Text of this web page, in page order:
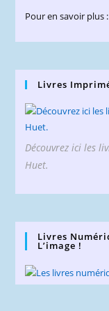
Pour en savoir plus :
Livres
Découvrez ici les
Huet.
Livres
L’image !